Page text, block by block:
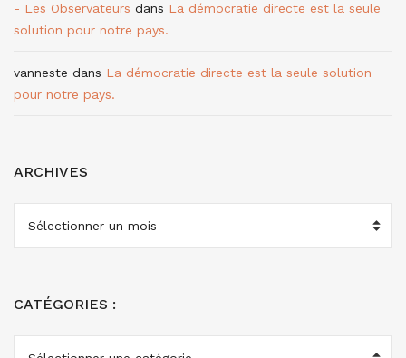
- Les Observateurs dans La démocratie directe est la seule
solution pour notre pays.
vanneste dans La démocratie directe est la seule solution
pour notre pays.
ARCHIVES
CATÉGORIES :